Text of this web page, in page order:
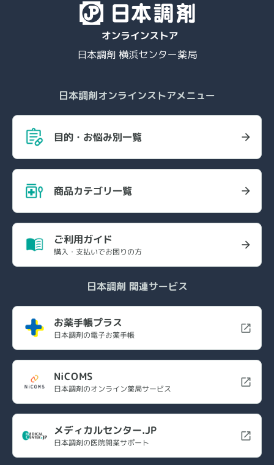
日本調剤 横浜センター薬局
日本調剤オンラインストアメニュー
目的・お悩み別一覧
商品カテゴリ一覧
ご利用ガイド
購入・支払いでお困りの方
日本調剤 関連サービス
お薬手帳プラス
日本調剤の電子お薬手帳
NiCOMS
日本調剤のオンライン薬局サービス
メディカルセンター.JP
日本調剤の医院開業サポート